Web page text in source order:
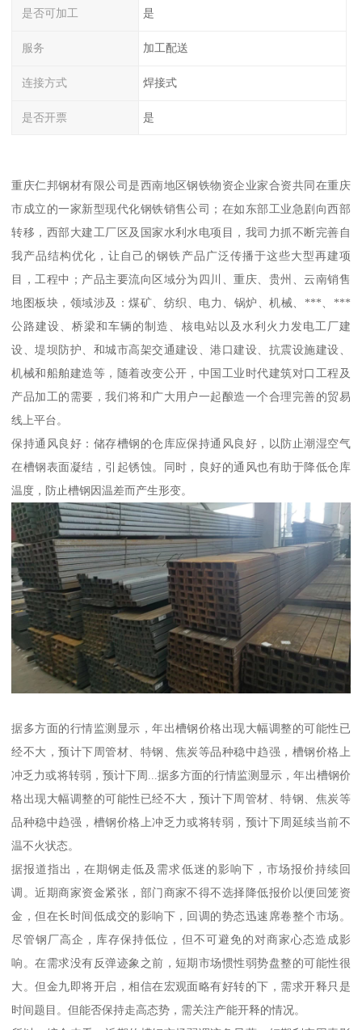
是否可加工 是
服务 加工配送
连接方式 焊接式
是否开票 是
重庆仁邦钢材有限公司是西南地区钢铁物资企业家合资共同在重庆
市成立的一家新型现代化钢铁销售公司；在如东部工业急剧向西部
转移，西部大建工厂区及国家水利水电项目，我司力抓不断完善自
我产品结构优化，让自己的钢铁产品广泛传播于这些大型再建项
目，工程中；产品主要流向区域分为四川、重庆、贵州、云南销售
地图板块，领域涉及：煤矿、纺织、电力、锅炉、机械、***、***
公路建设、桥梁和车辆的制造、核电站以及水利火力发电工厂建
设、堤坝防护、和城市高架交通建设、港口建设、抗震设施建设、
机械和船舶建造等，随着改变公开，中国工业时代建筑对口工程及
产品加工的需要，我们将和广大用户一起酿造一个合理完善的贸易
线上平台。
保持通风良好：储存槽钢的仓库应保持通风良好，以防止潮湿空气
在槽钢表面凝结，引起锈蚀。同时，良好的通风也有助于降低仓库
温度，防止槽钢因温差而产生形变。
据多方面的行情监测显示，年出槽钢价格出现大幅调整的可能性已
经不大，预计下周管材、特钢、焦炭等品种稳中趋强，槽钢价格上
冲乏力或将转弱，预计下周...据多方面的行情监测显示，年出槽钢价
格出现大幅调整的可能性已经不大，预计下周管材、特钢、焦炭等
品种稳中趋强，槽钢价格上冲乏力或将转弱，预计下周延续当前不
温不火状态。
据报道指出，在期钢走低及需求低迷的影响下，市场报价持续回
调。近期商家资金紧张，部门商家不得不选择降低报价以便回笼资
金，但在长时间低成交的影响下，回调的势态迅速席卷整个市场。
尽管钢厂高企，库存保持低位，但不可避免的对商家心态造成影
响。在需求没有反弹迹象之前，短期市场惯性弱势盘整的可能性很
大。但金九即将开启，相信在宏观面略有好转的下，需求开释只是
时间题目。但能否保持走高态势，需关注产能开释的情况。